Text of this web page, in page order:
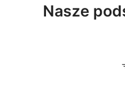
Nasze